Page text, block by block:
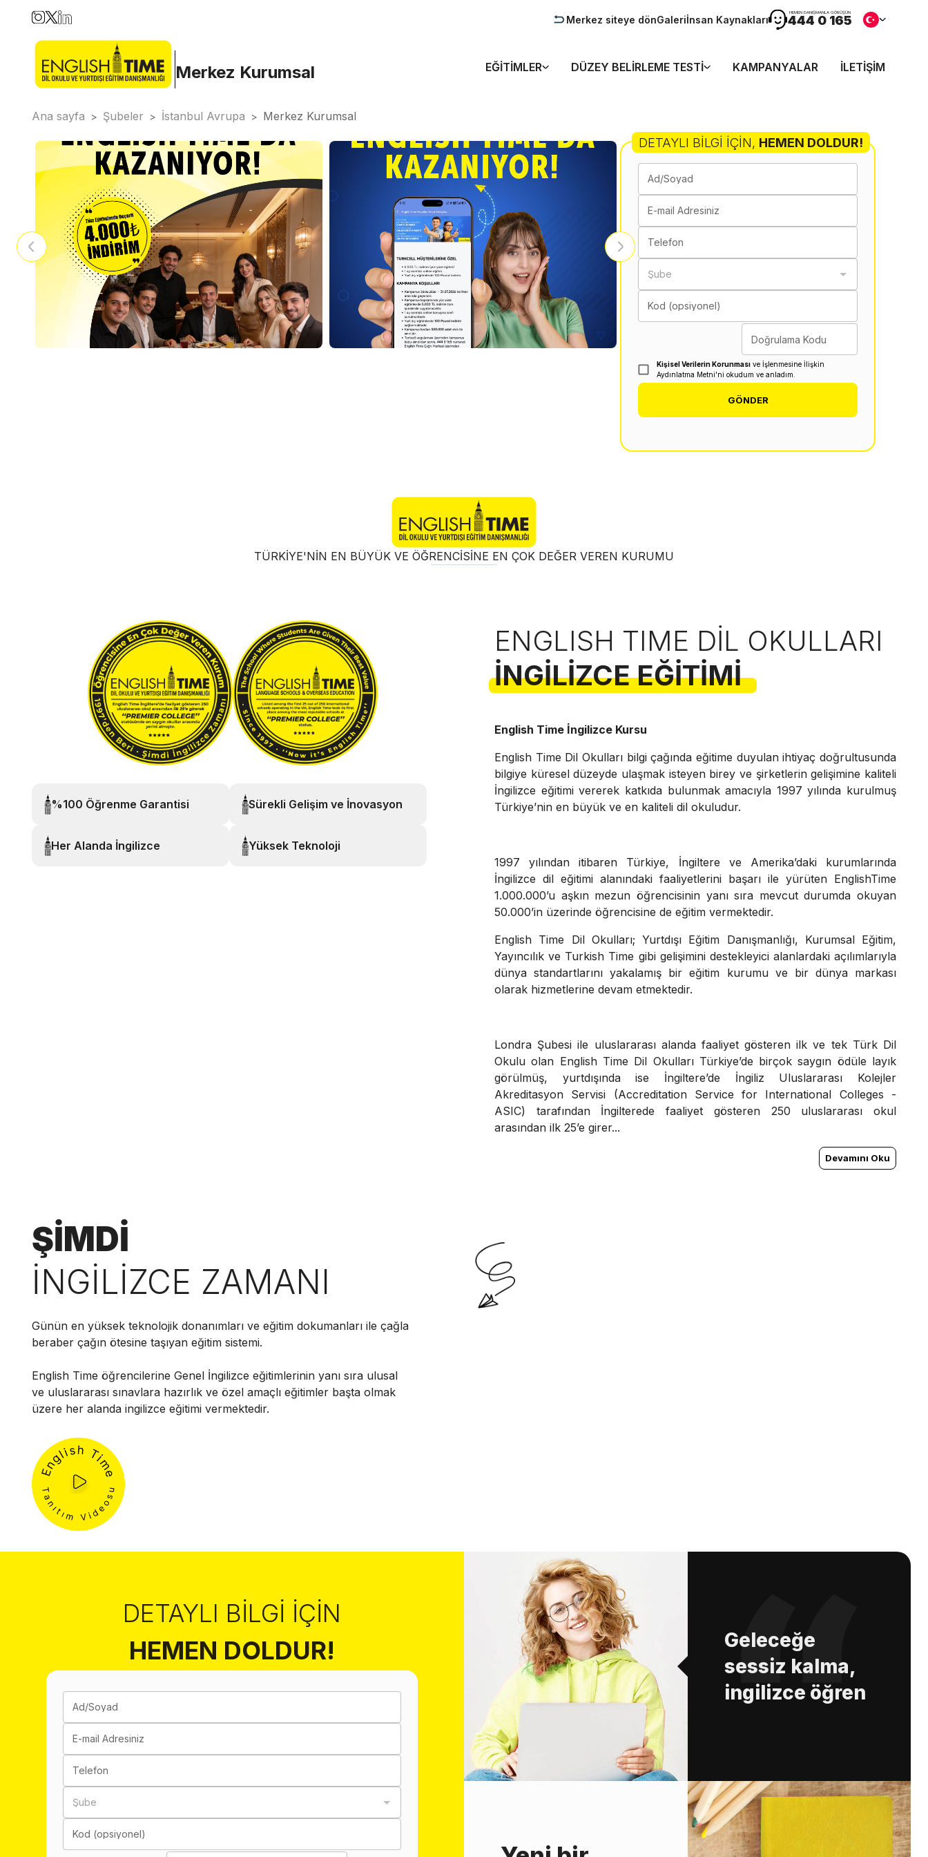
Merkez siteye dönGaleriİnsan Kaynakları
HEMEN DANIŞMANLA GÖRÜŞÜN
444 0 165
Merkez Kurumsal EĞITIMLER DÜZEY BELIRLEME TESTI KAMPANYALAR İLETIŞIM
Ana sayfa > Şubeler > İstanbul Avrupa > Merkez Kurumsal
DETAYLI BILGI İÇIN, HEMEN DOLDUR!
Ad/Soyad
E-mail Adresiniz
Telefon
Şube
Kod (opsiyonel)
Doğrulama Kodu
Kişisel Verilerin Korunması ve İşlenmesine İlişkin
Aydınlatma Metni'ni okudum ve anladım.
GÖNDER
TÜRKIYE'NIN EN BÜYÜK VE ÖĞRENCISINE EN ÇOK DEĞER VEREN KURUMU
%100 Öğrenme Garantisi Sürekli Gelişim ve İnovasyon
Her Alanda İngilizce Yüksek Teknoloji
ENGLISH TIME DIL OKULLARI
İNGILIZCE EĞITIMI
English Time İngilizce Kursu
English Time Dil Okulları bilgi çağında eğitime duyulan ihtiyaç doğrultusunda
bilgiye küresel düzeyde ulaşmak isteyen birey ve şirketlerin gelişimine kaliteli
İngilizce eğitimi vererek katkıda bulunmak amacıyla 1997 yılında kurulmuş
Türkiye’nin en büyük ve en kaliteli dil okuludur.
1997 yılından itibaren Türkiye, İngiltere ve Amerika’daki kurumlarında
İngilizce dil eğitimi alanındaki faaliyetlerini başarı ile yürüten EnglishTime
1.000.000’u aşkın mezun öğrencisinin yanı sıra mevcut durumda okuyan
50.000’in üzerinde öğrencisine de eğitim vermektedir.
English Time Dil Okulları; Yurtdışı Eğitim Danışmanlığı, Kurumsal Eğitim,
Yayıncılık ve Turkish Time gibi gelişimini destekleyici alanlardaki açılımlarıyla
dünya standartlarını yakalamış bir eğitim kurumu ve bir dünya markası
olarak hizmetlerine devam etmektedir.
Londra Şubesi ile uluslararası alanda faaliyet gösteren ilk ve tek Türk Dil
Okulu olan English Time Dil Okulları Türkiye’de birçok saygın ödüle layık
görülmüş, yurtdışında ise İngiltere’de İngiliz Uluslararası Kolejler
Akreditasyon Servisi (Accreditation Service for International Colleges -
ASIC) tarafından İngilterede faaliyet gösteren 250 uluslararası okul
arasından ilk 25’e girer...
Devamını Oku
ŞİMDİ
İNGİLİZCE ZAMANI
Günün en yüksek teknolojik donanımları ve eğitim dokumanları ile çağla
beraber çağın ötesine taşıyan eğitim sistemi.
English Time öğrencilerine Genel İngilizce eğitimlerinin yanı sıra ulusal
ve uluslararası sınavlara hazırlık ve özel amaçlı eğitimler başta olmak
üzere her alanda ingilizce eğitimi vermektedir.
DETAYLI BILGI İÇIN
HEMEN DOLDUR!
Ad/Soyad
E-mail Adresiniz
Telefon
Şube
Kod (opsiyonel)
Geleceğe
sessiz kalma,
ingilizce öğren